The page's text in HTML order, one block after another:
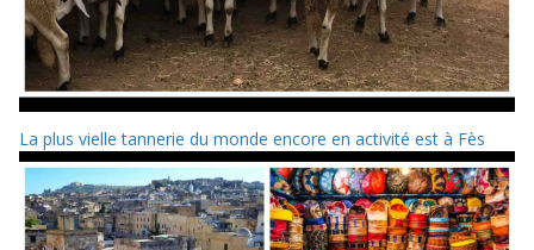
La plus vielle tannerie du monde encore en activité est à Fès